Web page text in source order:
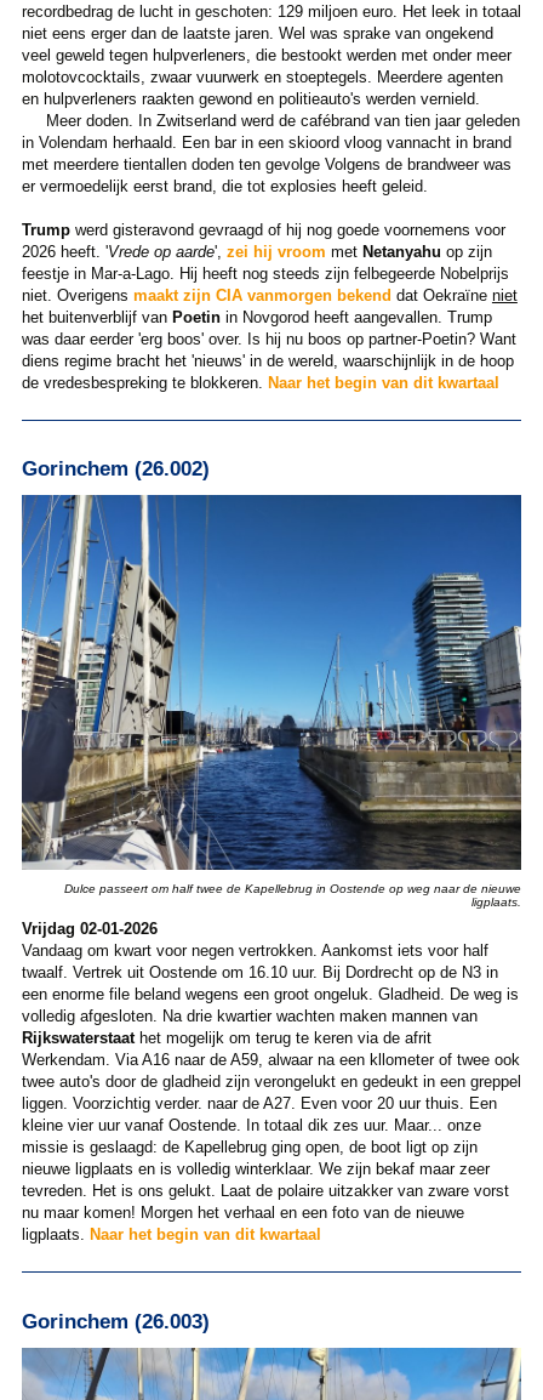
recordbedrag de lucht in geschoten: 129 miljoen euro. Het leek in totaal
niet eens erger dan de laatste jaren. Wel was sprake van ongekend
veel geweld tegen hulpverleners, die bestookt werden met onder meer
molotovcocktails, zwaar vuurwerk en stoeptegels. Meerdere agenten
en hulpverleners raakten gewond en politieauto's werden vernield.
Meer doden. In Zwitserland werd de cafébrand van tien jaar geleden
in Volendam herhaald. Een bar in een skioord vloog vannacht in brand
met meerdere tientallen doden ten gevolge Volgens de brandweer was
er vermoedelijk eerst brand, die tot explosies heeft geleid.
Trumpwerd gisteravond gevraagd of hij nog goede voornemens voor
2026 heeft. 'Vrede op aarde', zei hij vroom met Netanyahu op zijn
feestje in Mar-a-Lago. Hij heeft nog steeds zijn felbegeerde Nobelprijs
niet. Overigens maakt zijn CIA vanmorgen bekend dat Oekraïne niet
het buitenverblijf van Poetinin Novgorod heeft aangevallen. Trump
was daar eerder 'erg boos' over. Is hij nu boos op partner-Poetin? Want
diens regime bracht het 'nieuws' in de wereld, waarschijnlijk in de hoop
de vredesbespreking te blokkeren. Naar het begin van dit kwartaal
Gorinchem (26.002)
Dulce passeert om half twee de Kapellebrug in Oostende op weg naar de nieuwe
ligplaats.
Vrijdag 02-01-2026
Vandaag om kwart voor negen vertrokken. Aankomst iets voor half
twaalf. Vertrek uit Oostende om 16.10 uur. Bij Dordrecht op de N3 in
een enorme file beland wegens een groot ongeluk. Gladheid. De weg is
volledig afgesloten. Na drie kwartier wachten maken mannen van
Rijkswaterstaathet mogelijk om terug te keren via de afrit
Werkendam. Via A16 naar de A59, alwaar na een kllometer of twee ook
twee auto's door de gladheid zijn verongelukt en gedeukt in een greppel
liggen. Voorzichtig verder. naar de A27. Even voor 20 uur thuis. Een
kleine vier uur vanaf Oostende. In totaal dik zes uur. Maar... onze
missie is geslaagd: de Kapellebrug ging open, de boot ligt op zijn
nieuwe ligplaats en is volledig winterklaar. We zijn bekaf maar zeer
tevreden. Het is ons gelukt. Laat de polaire uitzakker van zware vorst
nu maar komen! Morgen het verhaal en een foto van de nieuwe
ligplaats. Naar het begin van dit kwartaal
Gorinchem (26.003)